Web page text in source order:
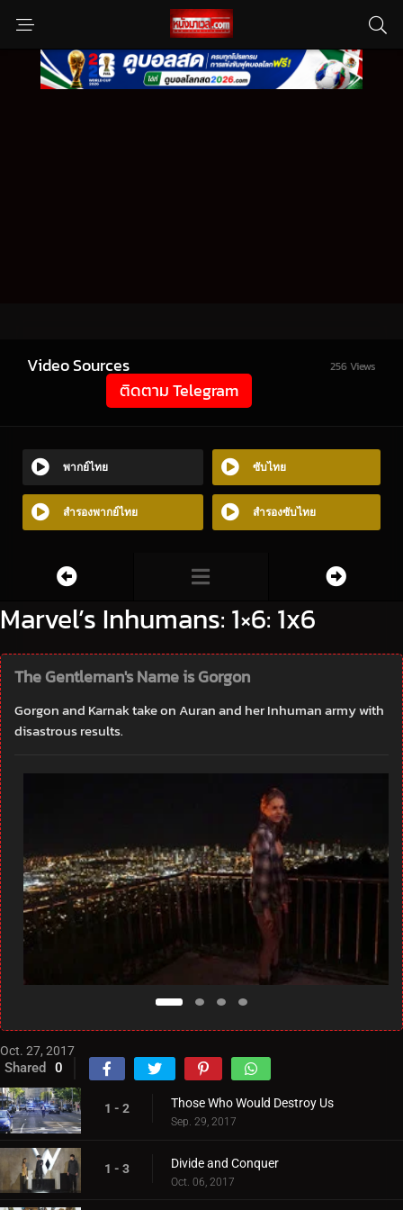
Video Sources 256 Views
ติดตาม Telegram
พากย์ไทย ซับไทย
สำรองพากย์ไทย สำรองซับไทย
Marvel’s Inhumans: 1×6: 1x6
The Gentleman's Name is Gorgon
Gorgon and Karnak take on Auran and her Inhuman army with
disastrous results.
Oct. 27, 2017
Shared 0
1 - 2 Those Who Would Destroy Us
Sep. 29, 2017
1 - 3 Divide and Conquer
Oct. 06, 2017